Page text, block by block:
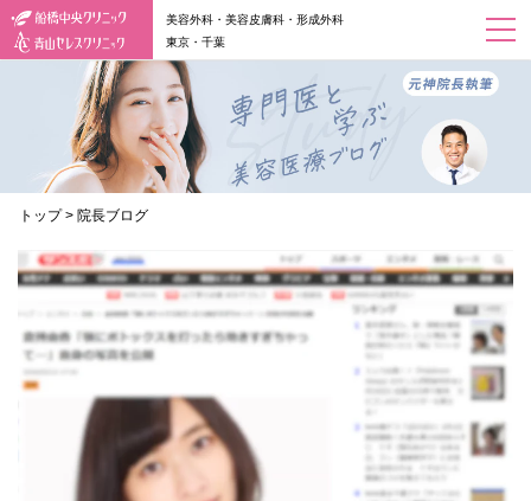
美容外科・美容皮膚科・形成外科
東京・千葉
トップ > 院長ブログ